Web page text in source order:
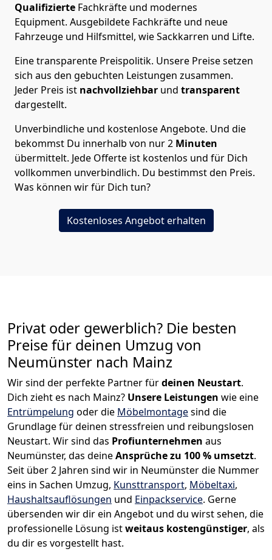
Qualifizierte Fachkräfte und modernes
Equipment. Ausgebildete Fachkräfte und neue
Fahrzeuge und Hilfsmittel, wie Sackkarren und Lifte.
Eine transparente Preispolitik. Unsere Preise setzen
sich aus den gebuchten Leistungen zusammen.
Jeder Preis ist nachvollziehbar und transparent
dargestellt.
Unverbindliche und kostenlose Angebote. Und die
bekommst Du innerhalb von nur2 Minuten
übermittelt. Jede Offerte ist kostenlos und für Dich
vollkommen unverbindlich. Du bestimmst den Preis.
Was können wir für Dich tun?
Kostenloses Angebot erhalten
Privat oder gewerblich? Die besten
Preise für deinen Umzug von
Neumünster nach Mainz
Wir sind der perfekte Partner fürdeinen Neustart.
Dich zieht es nach Mainz? Unsere Leistungen wie eine
Entrümpelung oder die Möbelmontagesind die
Grundlage für deinen stressfreien und reibungslosen
Neustart. Wir sind das Profiunternehmen aus
Neumünster, das deineAnsprüche zu 100 % umsetzt.
Seit über 2 Jahren sind wir in Neumünster die Nummer
eins in Sachen Umzug, Kunsttransport, Möbeltaxi,
Haushaltsauflösungen und Einpackservice. Gerne
übersenden wir dir ein Angebot und du wirst sehen, die
professionelle Lösung istweitaus kostengünstiger, als
du dir es vorgestellt hast.